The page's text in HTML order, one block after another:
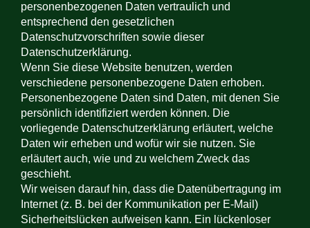
personenbezogenen Daten vertraulich und
entsprechend den gesetzlichen
Datenschutzvorschriften sowie dieser
Datenschutzerklärung.
Wenn Sie diese Website benutzen, werden
verschiedene personenbezogene Daten erhoben.
Personenbezogene Daten sind Daten, mit denen Sie
persönlich identifiziert werden können. Die
vorliegende Datenschutzerklärung erläutert, welche
Daten wir erheben und wofür wir sie nutzen. Sie
erläutert auch, wie und zu welchem Zweck das
geschieht.
Wir weisen darauf hin, dass die Datenübertragung im
Internet (z. B. bei der Kommunikation per E-Mail)
Sicherheitslücken aufweisen kann. Ein lückenloser